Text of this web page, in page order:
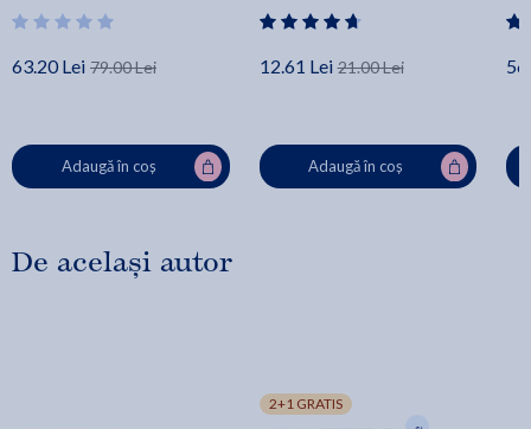
63.20 Lei 79.00 Lei
Adaugă în coș
12.61 Lei 21.00 Lei
Adaugă în coș
De același autor
2+1 GRATIS